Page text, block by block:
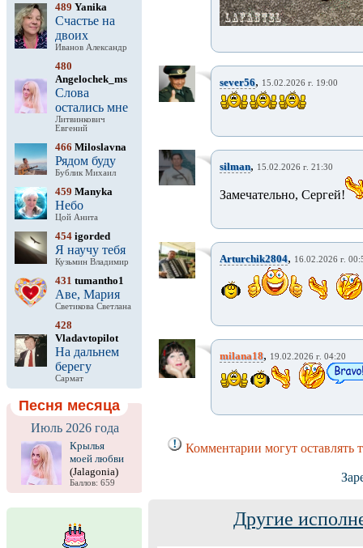
489 Yanika
Счастье на
двоих
Иванов Александр
480
Angelochek_ms
Слова
остались мне
Литвинкович
Евгений
466 Miloslavna
Рядом буду
Бублик Михаил
459 Manyka
Небо
Цой Анита
454 igorded
Я научу тебя
Кузьмин Владимир
431 tumantho1
Аве, Мария
Светикова Светлана
428
Vladavtopilot
На дальнем
берегу
Сармат
Песня месяца
Июль 2026 года
Крылья
моей любви
(Jalagonia)
Баллов: 659
sever56, 15.02.2026 г. 19:00
silman, 15.02.2026 г. 21:30
Замечательно, Сергей!
Arturchik2804, 16.02.2026 г.
milana18, 19.02.2026 г. 04:20
Комментарии могут оставлять
Другие